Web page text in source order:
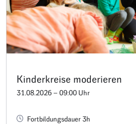
Kinderkreise moderieren
31.08.2026 – 09:00 Uhr
Fortbildungsdauer 3h